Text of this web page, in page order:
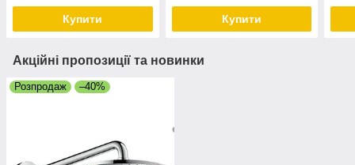
Купити Купити
Акційні пропозиції та новинки
Розпродаж –40%